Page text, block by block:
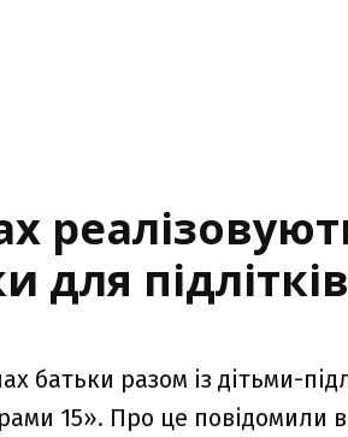
для підлітків
батьки разом із дітьми-
15». Про це повідомили в